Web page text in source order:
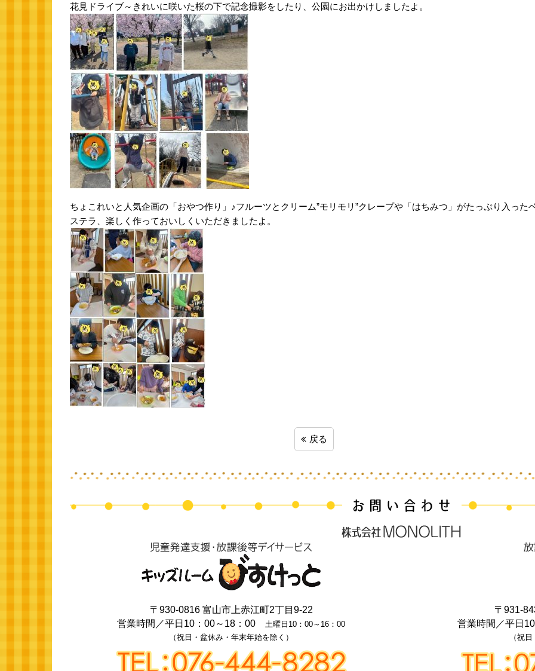
花見ドライブ～きれいに咲いた桜の下で記念撮影をしたり、公園にお出かけしましたよ。
ちょこれいと人気企画の「おやつ作り」♪フルーツとクリーム”モリモリ”クレープや「はちみつ」がたっぷり入った
ステラ、楽しく作っておいしくいただきましたよ。
戻る
〒930-0816 富山市上赤江町2丁目9-22
営業時間／平日10：00～18：00
土曜日10：00～16：00
（祝日・盆休み・年末年始を除く）
〒931-
営業時間／平日
（祝